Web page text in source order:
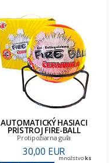
AUTOMATICKÝ HASIACI
PRÍSTROJ FIRE-BALL
Protipožiarna guľa
30,00 EUR
množstvoks